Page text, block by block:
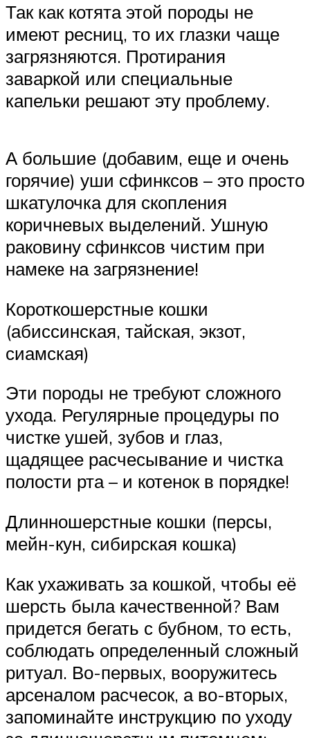
Так как котята этой породы не
имеют ресниц, то их глазки чаще
загрязняются. Протирания
заваркой или специальные
капельки решают эту проблему.
А большие (добавим, еще и очень
горячие) уши сфинксов – это просто
шкатулочка для скопления
коричневых выделений. Ушную
раковину сфинксов чистим при
намеке на загрязнение!
Короткошерстные кошки
(абиссинская, тайская, экзот,
сиамская)
Эти породы не требуют сложного
ухода. Регулярные процедуры по
чистке ушей, зубов и глаз,
щадящее расчесывание и чистка
полости рта – и котенок в порядке!
Длинношерстные кошки (персы,
мейн-кун, сибирская кошка)
Как ухаживать за кошкой, чтобы её
шерсть была качественной? Вам
придется бегать с бубном, то есть,
соблюдать определенный сложный
ритуал. Во-первых, вооружитесь
арсеналом расчесок, а во-вторых,
запоминайте инструкцию по уходу